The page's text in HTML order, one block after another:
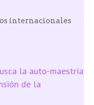
internacionales
la auto-maestría,
de la